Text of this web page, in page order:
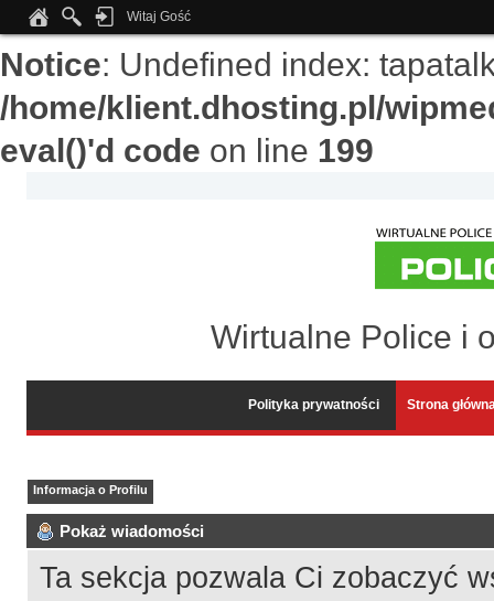
Notice: Undefined index:
/home/klient.dhosting.pl/
eval()'d code on line 199
Witaj Gość
Wirtualne Police i
Polityka prywatności Strona
Informacja o Profilu
Pokaż wiadomości
Ta sekcja pozwala Ci zobaczyć